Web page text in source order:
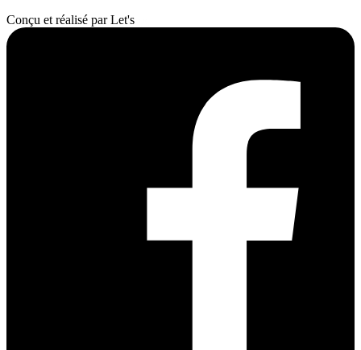
Conçu et réalisé par Let's